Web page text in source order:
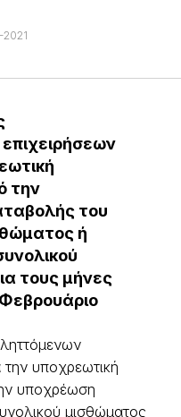
2021
την
του
ή
τους μήνες
Φεβρουάριο
την υποχρεωτική
υποχρέωση
μισθώματος